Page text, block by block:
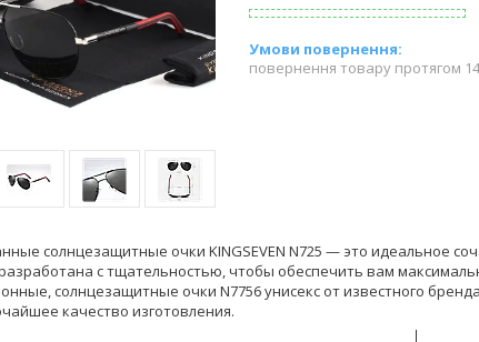
повернення товару протягом
солнцезащитные очки KINGSEVEN N725 — это идеальное
с тщательностью, чтобы обеспечить вам
солнцезащитные очки N7756 унисекс от известного
качество изготовления.